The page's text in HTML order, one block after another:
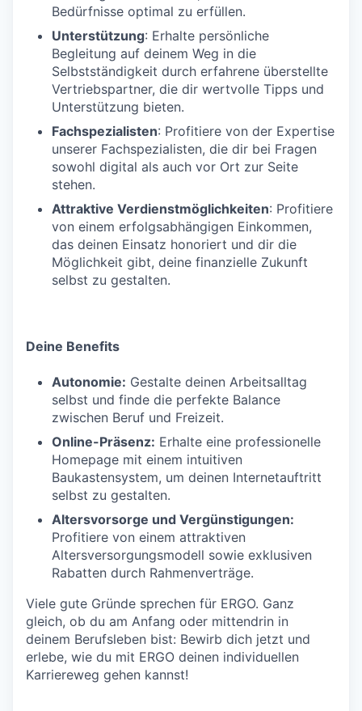
Bedürfnisse optimal zu erfüllen.
Unterstützung: Erhalte persönliche
Begleitung auf deinem Weg in die
Selbstständigkeit durch erfahrene überstellte
Vertriebspartner, die dir wertvolle Tipps und
Unterstützung bieten.
Fachspezialisten: Profitiere von der Expertise
unserer Fachspezialisten, die dir bei Fragen
sowohl digital als auch vor Ort zur Seite
stehen.
Attraktive Verdienstmöglichkeiten: Profitiere
von einem erfolgsabhängigen Einkommen,
das deinen Einsatz honoriert und dir die
Möglichkeit gibt, deine finanzielle Zukunft
selbst zu gestalten.
Deine Benefits
Autonomie: Gestalte deinen Arbeitsalltag
selbst und finde die perfekte Balance
zwischen Beruf und Freizeit.
Online-Präsenz: Erhalte eine professionelle
Homepage mit einem intuitiven
Baukastensystem, um deinen Internetauftritt
selbst zu gestalten.
Altersvorsorge und Vergünstigungen:
Profitiere von einem attraktiven
Altersversorgungsmodell sowie exklusiven
Rabatten durch Rahmenverträge.
Viele gute Gründe sprechen für ERGO. Ganz
gleich, ob du am Anfang oder mittendrin in
deinem Berufsleben bist: Bewirb dich jetzt und
erlebe, wie du mit ERGO deinen individuellen
Karriereweg gehen kannst!